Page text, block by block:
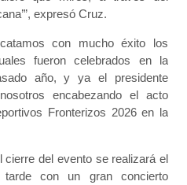
expresó Cruz.
con mucho éxito los
fueron celebrados en la
año, y ya el presidente
encabezando el acto
Fronterizos 2026 en la
cierre del evento se realizará el
con un gran concierto